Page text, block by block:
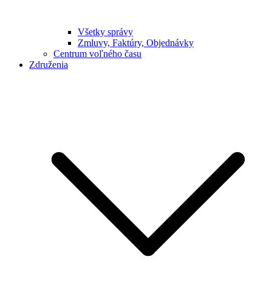
Všetky správy
Zmluvy, Faktúry, Objednávky
Centrum voľného času
Združenia